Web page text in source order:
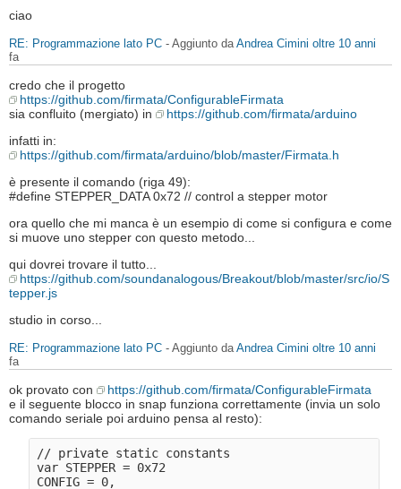
ciao
RE: Programmazione lato PC - Aggiunto da Andrea Cimini oltre 10 anni
fa
credo che il progetto
https://github.com/firmata/ConfigurableFirmata
sia confluito (mergiato) in
https://github.com/firmata/arduino
infatti in:
https://github.com/firmata/arduino/blob/master/Firmata.h
è presente il comando (riga 49):
#define STEPPER_DATA 0x72 // control a stepper motor
ora quello che mi manca è un esempio di come si configura e come
si muove uno stepper con questo metodo...
qui dovrei trovare il tutto...
https://github.com/soundanalogous/Breakout/blob/master/src/io/S
tepper.js
studio in corso...
RE: Programmazione lato PC - Aggiunto da Andrea Cimini oltre 10 anni
fa
ok provato con
https://github.com/firmata/ConfigurableFirmata
e il seguente blocco in snap funziona correttamente (invia un solo
comando seriale poi arduino pensa al resto):
// private static constants
var STEPPER = 0x72
CONFIG = 0,